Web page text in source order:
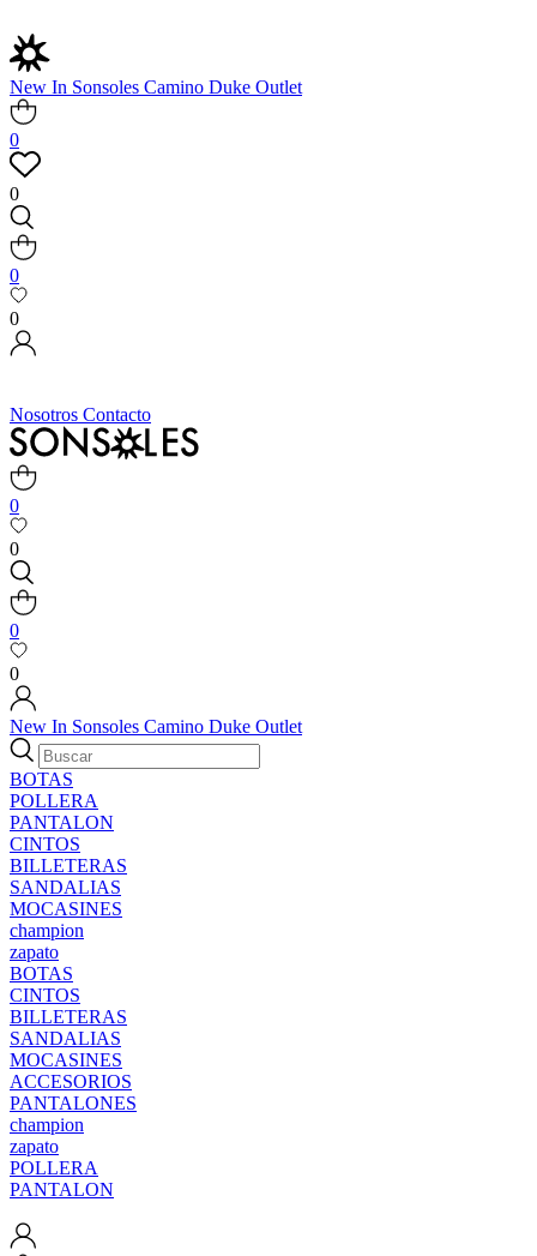
New In Sonsoles Camino Duke Outlet
0
0
0
0
Nosotros Contacto
0
0
0
0
New In Sonsoles Camino Duke Outlet
BOTAS
POLLERA
PANTALON
CINTOS
BILLETERAS
SANDALIAS
MOCASINES
champion
zapato
BOTAS
CINTOS
BILLETERAS
SANDALIAS
MOCASINES
ACCESORIOS
PANTALONES
champion
zapato
POLLERA
PANTALON